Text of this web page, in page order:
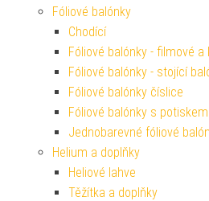
Fóliové balónky
Chodící
Fóliové balónky - filmové
Fóliové balónky - stojící
Fóliové balónky číslice
Fóliové balónky s potiskem
Jednobarevné fóliové
Helium a doplňky
Heliové lahve
Těžítka a doplňky